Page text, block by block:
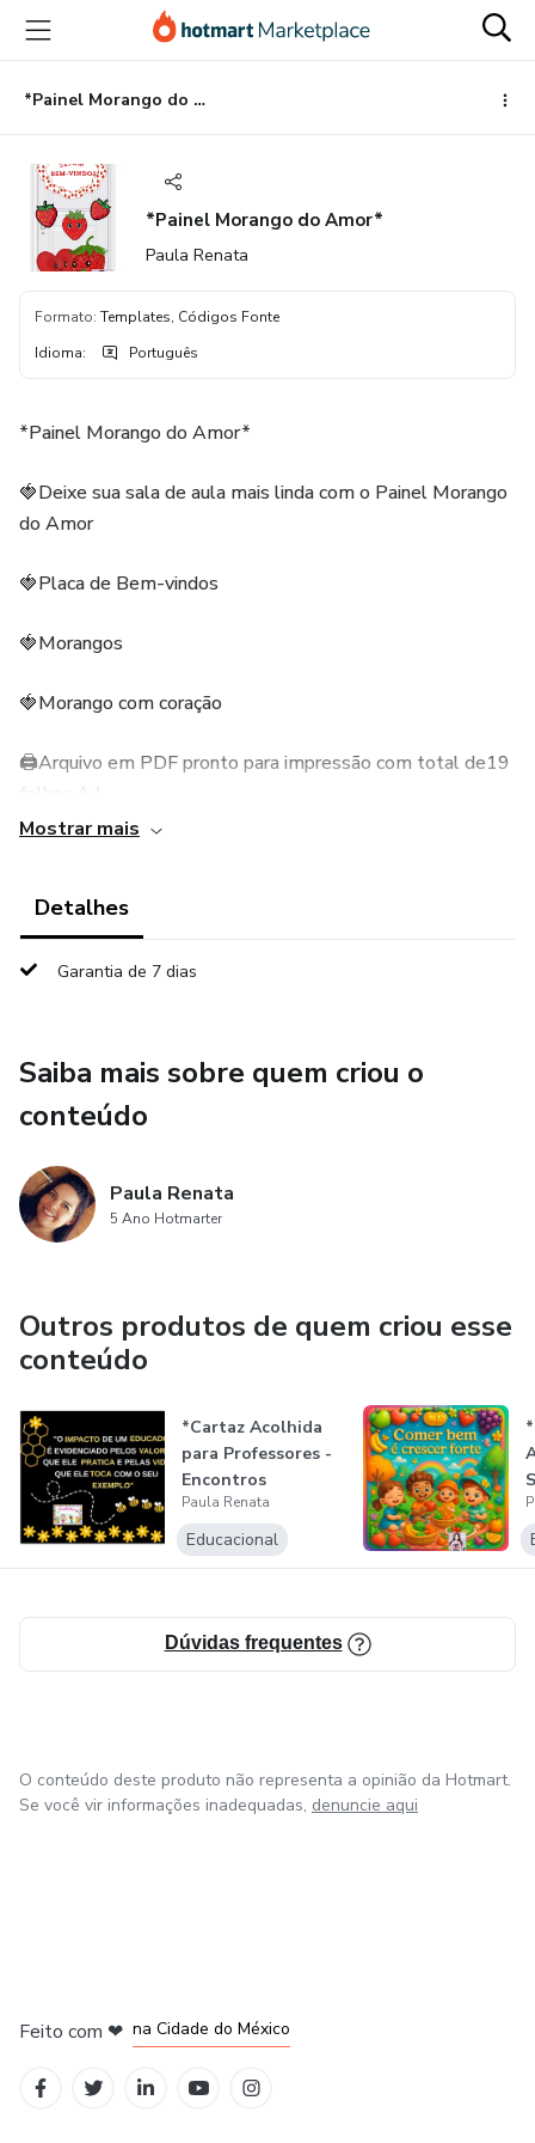
para
conteúdo
principal
para
pagamento
para
rodapé
*Painel Morango do Amor*
*Painel Morango do Amor*
Paula Renata
Formato: Templates, Códigos Fonte
Idioma: Português
*Painel Morango do Amor*
🍓Deixe sua sala de aula mais linda com o Painel Morango
do Amor
🍓Placa de Bem-vindos
🍓Morangos
🍓Morango com coração
🖨Arquivo em PDF pronto para impressão com total de19
folhas A4
💰Apenas R$ 6,50
Mostrar mais
Detalhes
Garantia de 7 dias
Saiba mais sobre quem criou o
conteúdo
Paula Renata
5 Ano Hotmarter
Outros produtos de quem criou esse
conteúdo
*Cartaz Acolhida
para Professores -
Encontros
Pedagógicos*
Paula Renata
Educacional
Dúvidas frequentes
O conteúdo deste produto não representa a opinião da Hotmart.
Se você vir informações inadequadas, denuncie aqui
Feito com ❤ na Cidade do México